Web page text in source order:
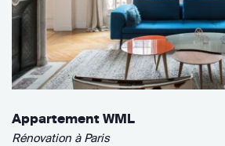
Appartement WML
Rénovation à Paris